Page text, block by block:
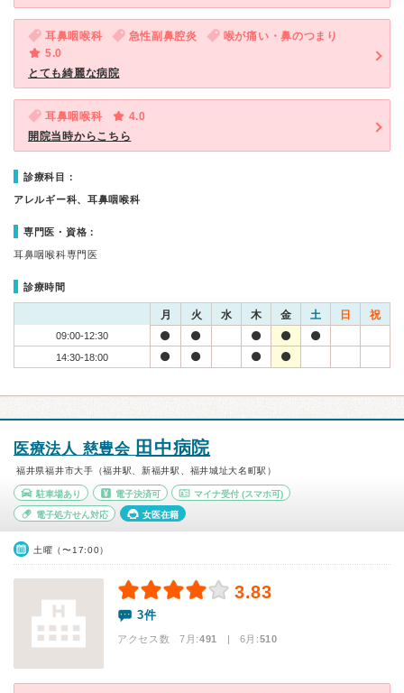
耳鼻咽喉科 急性副鼻腔炎
喉が痛い・鼻のつまり
5.0
とても綺麗な病院
耳鼻咽喉科
4.0
開院当時からこちら
診療科目：
アレルギー科、耳鼻咽喉科
専門医・資格：
耳鼻咽喉科専門医
診療時間
月 火 水 木 金 土 日 祝
09:00-12:30
14:30-18:00
医療法人 慈豊会 田中病院
福井県福井市大手（福井駅、新福井駅、福井城址大名町駅）
駐車場あり 電子決済可 マイナ受付 (スマホ可)
電子処方せん対応 女医在籍
土曜（〜17:00）
3.83
3件
アクセス数 7月:491 | 6月:510